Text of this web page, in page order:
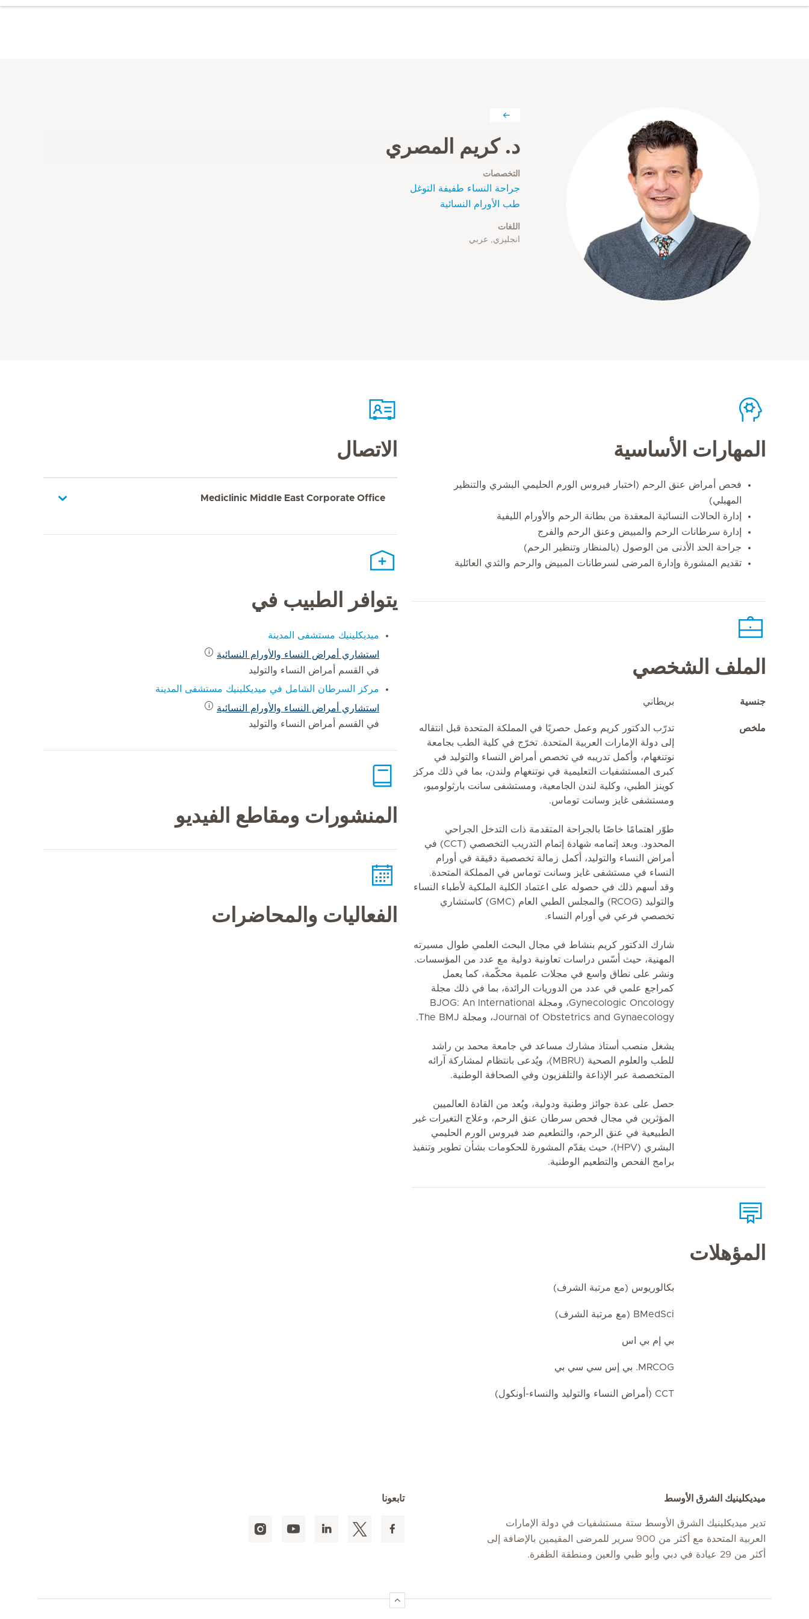
د. كريم المصري
التخصصات
جراحة النساء طفيفة التوغل
طب الأورام النسائية
اللغات
انجليزي, عربي
المهارات الأساسية
فحص أمراض عنق الرحم (اختبار فيروس الورم الحليمي البشري والتنظير
المهبلي)
إدارة الحالات النسائية المعقدة من بطانة الرحم والأورام الليفية
إدارة سرطانات الرحم والمبيض وعنق الرحم والفرج
جراحة الحد الأدنى من الوصول (بالمنظار وتنظير الرحم)
تقديم المشورة وإدارة المرضى لسرطانات المبيض والرحم والثدي العائلية
الملف الشخصي
جنسية بريطاني
ملخص
تدرّب الدكتور كريم وعمل حصريًا في المملكة المتحدة قبل انتقاله
إلى دولة الإمارات العربية المتحدة. تخرّج في كلية الطب بجامعة
نوتنغهام، وأكمل تدريبه في تخصص أمراض النساء والتوليد في
كبرى المستشفيات التعليمية في نوتنغهام ولندن، بما في ذلك مركز
كوينز الطبي، وكلية لندن الجامعية، ومستشفى سانت بارثولوميو،
ومستشفى غايز وسانت توماس.
طوّر اهتمامًا خاصًا بالجراحة المتقدمة ذات التدخل الجراحي
المحدود. وبعد إتمامه شهادة إتمام التدريب التخصصي (CCT) في
أمراض النساء والتوليد، أكمل زمالة تخصصية دقيقة في أورام
النساء في مستشفى غايز وسانت توماس في المملكة المتحدة.
وقد أسهم ذلك في حصوله على اعتماد الكلية الملكية لأطباء النساء
والتوليد (RCOG) والمجلس الطبي العام (GMC) كاستشاري
تخصصي فرعي في أورام النساء.
شارك الدكتور كريم بنشاط في مجال البحث العلمي طوال مسيرته
المهنية، حيث أسّس دراسات تعاونية دولية مع عدد من المؤسسات.
ونشر على نطاق واسع في مجلات علمية محكّمة، كما يعمل
كمراجع علمي في عدد من الدوريات الرائدة، بما في ذلك مجلة
Gynecologic Oncology، ومجلة BJOG: An International
Journal of Obstetrics and Gynaecology، ومجلة The BMJ.
يشغل منصب أستاذ مشارك مساعد في جامعة محمد بن راشد
للطب والعلوم الصحية (MBRU)، ويُدعى بانتظام لمشاركة آرائه
المتخصصة عبر الإذاعة والتلفزيون وفي الصحافة الوطنية.
حصل على عدة جوائز وطنية ودولية، ويُعد من القادة العالميين
المؤثرين في مجال فحص سرطان عنق الرحم، وعلاج التغيرات غير
الطبيعية في عنق الرحم، والتطعيم ضد فيروس الورم الحليمي
البشري (HPV)، حيث يقدّم المشورة للحكومات بشأن تطوير وتنفيذ
برامج الفحص والتطعيم الوطنية.
المؤهلات
بكالوريوس (مع مرتبة الشرف)
BMedSci (مع مرتبة الشرف)
بي إم بي اس
MRCOG. بي إس سي سي بي
CCT (أمراض النساء والتوليد والنساء-أونكول)
الاتصال
Mediclinic Middle East Corporate Office
يتوافر الطبيب في
ميديكلينيك مستشفى المدينة
استشاري أمراض النساء والأورام النسائية
في القسم أمراض النساء والتوليد
مركز السرطان الشامل في ميديكلينيك مستشفى المدينة
استشاري أمراض النساء والأورام النسائية
في القسم أمراض النساء والتوليد
المنشورات ومقاطع الفيديو
الفعاليات والمحاضرات
ميديكلينيك الشرق الأوسط
تدير ميديكلينيك الشرق الأوسط ستة مستشفيات في دولة الإمارات
العربية المتحدة مع أكثر من 900 سرير للمرضى المقيمين بالإضافة إلى
أكثر من 29 عيادة في دبي وأبو ظبي والعين ومنطقة الظفرة.
تابعونا